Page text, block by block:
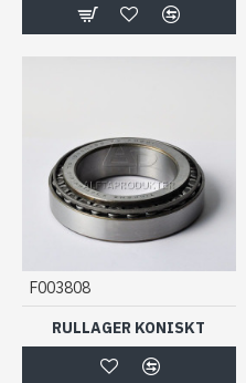
F003808
RULLAGER KONISKT